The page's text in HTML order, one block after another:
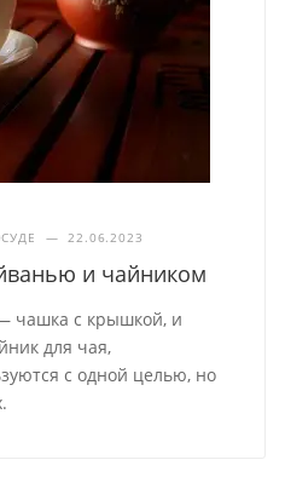
— 22.06.2023
и чайником
чашка с крышкой, и
для чая,
с одной целью, но